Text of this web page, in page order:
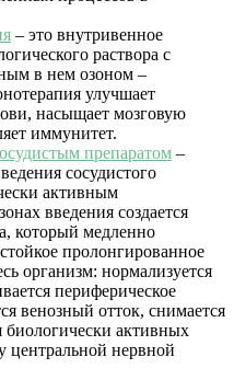
– это внутривенное
раствора с
в нем озоном –
улучшает
насыщает мозговую
иммунитет.
препаратом –
сосудистого
активным
введения создается
который медленно
пролонгированное
организм: нормализуется
периферическое
венозный отток, снимается
активных
центральной нервной